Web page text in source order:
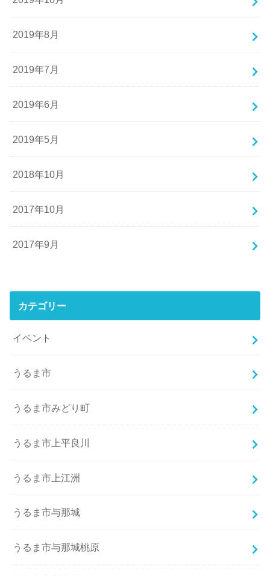
2019年8月
2019年7月
2019年6月
2019年5月
2018年10月
2017年10月
2017年9月
カテゴリー
イベント
うるま市
うるま市みどり町
うるま市上平良川
うるま市上江洲
うるま市与那城
うるま市与那城桃原